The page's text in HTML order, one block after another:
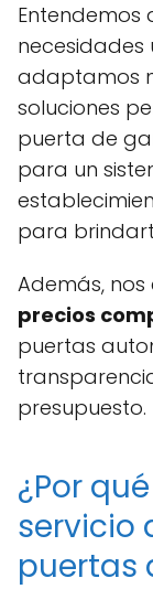
Entendemos
necesidades
adaptamos
soluciones
puerta de
para un
para
Además,
precios
puertas
presupuesto.
¿Por
servicio
puertas